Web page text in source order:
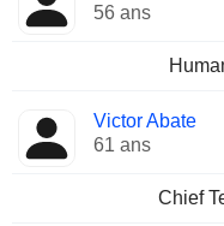
56 ans
Victor Abate
61 ans
Chief